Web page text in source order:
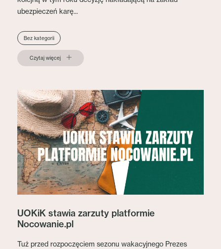
ubezpieczeń karę...
Bez kategorii
Czytaj więcej
UOKiK stawia zarzuty platformie
Nocowanie.pl
Tuż przed rozpoczęciem sezonu wakacyjnego Prezes